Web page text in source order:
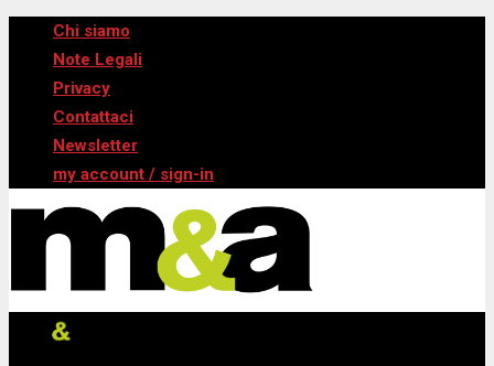
Chi siamo
Note Legali
Privacy
Contattaci
Newsletter
my account / sign-in